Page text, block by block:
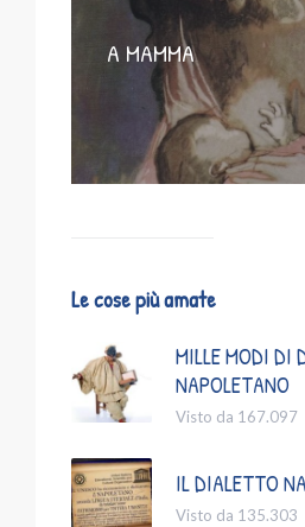
A MAMMA
Le cose più amate
MILLE MODI DI
NAPOLETANO
Visto da 167.097
IL DIALETTO
Visto da 135.303